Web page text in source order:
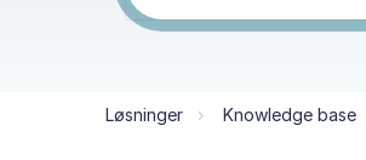
Løsninger Knowledge base